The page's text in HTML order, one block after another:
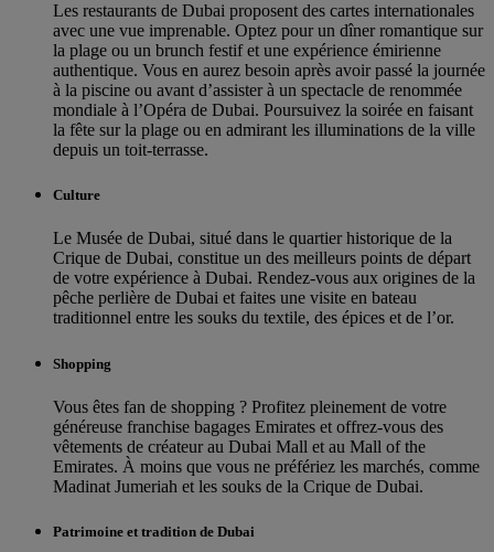
Les restaurants de Dubai proposent des cartes internationales
avec une vue imprenable. Optez pour un dîner romantique sur
la plage ou un brunch festif et une expérience émirienne
authentique. Vous en aurez besoin après avoir passé la journée
à la piscine ou avant d’assister à un spectacle de renommée
mondiale à l’Opéra de Dubai. Poursuivez la soirée en faisant
la fête sur la plage ou en admirant les illuminations de la ville
depuis un toit-terrasse.
Culture
Le Musée de Dubai, situé dans le quartier historique de la
Crique de Dubai, constitue un des meilleurs points de départ
de votre expérience à Dubai. Rendez-vous aux origines de la
pêche perlière de Dubai et faites une visite en bateau
traditionnel entre les souks du textile, des épices et de l’or.
Shopping
Vous êtes fan de shopping ? Profitez pleinement de votre
généreuse franchise bagages Emirates et offrez-vous des
vêtements de créateur au Dubai Mall et au Mall of the
Emirates. À moins que vous ne préfériez les marchés, comme
Madinat Jumeriah et les souks de la Crique de Dubai.
Patrimoine et tradition de Dubai